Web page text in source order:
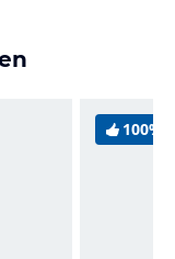
100%